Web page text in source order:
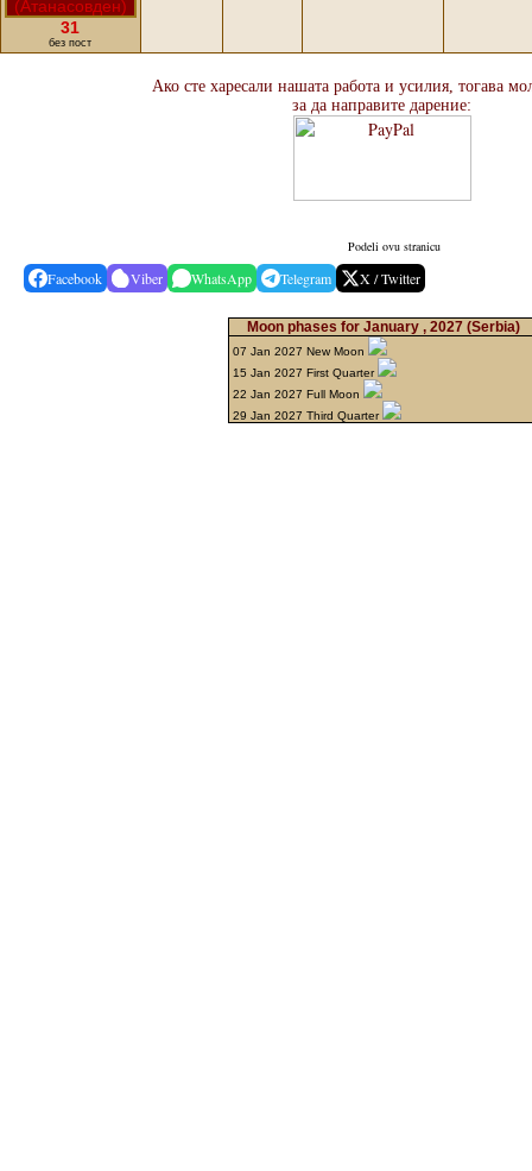
31
без пост
Ако сте харесали нашата работа и усилия, тогава
за да направите дарение:
Podeli ovu stranicu
Facebook Viber WhatsApp Telegram X / Twitter
Moon phases for January , 2027 (Serbia)
07 Jan 2027 New Moon
15 Jan 2027 First Quarter
22 Jan 2027 Full Moon
29 Jan 2027 Third Quarter